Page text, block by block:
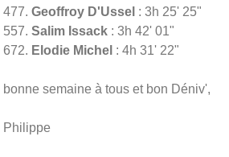
477. Geoffroy D'Ussel : 3h 25' 25"
557. Salim Issack : 3h 42' 01"
672. Elodie Michel : 4h 31' 22"
bonne semaine à tous et bon Déniv',
Philippe